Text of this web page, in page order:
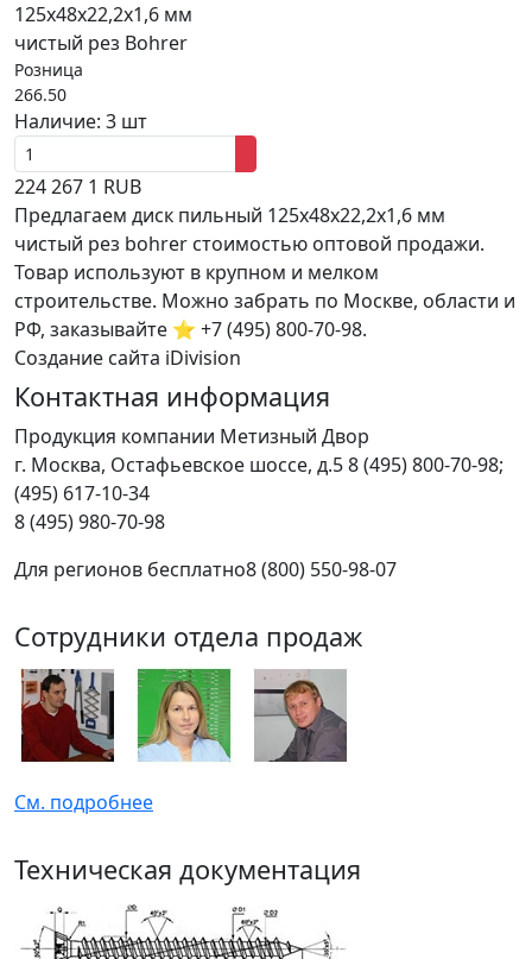
125х48х22,2х1,6 мм
чистый рез Bohrer
Розница
266.50
Наличие: 3 шт
224267 1 RUB
Предлагаем диск пильный 125х48х22,2х1,6 мм
чистый рез bohrer стоимостью оптовой продажи.
Товар используют в крупном и мелком
строительстве. Можно забрать по Москве, области и
РФ, заказывайте ⭐ +7 (495) 800-70-98.
Создание сайта iDivision
Контактная информация
Продукция компании Метизный Двор
г. Москва, Остафьевское шоссе, д.58 (495) 800-70-98;
(495) 617-10-34
8 (495) 980-70-98
Для регионов бесплатно8 (800) 550-98-07
Сотрудники отдела продаж
См. подробнее
Техническая документация